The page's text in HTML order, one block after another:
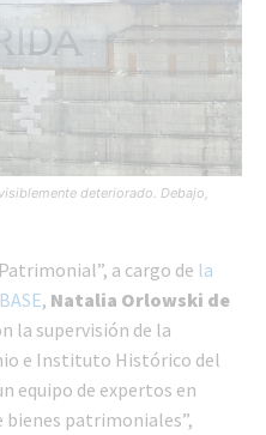
deteriorado. Debajo,
a cargo de la
, Natalia Orlowski de
la supervisión de la
e Instituto Histórico del
equipo de expertos en
bienes patrimoniales”,